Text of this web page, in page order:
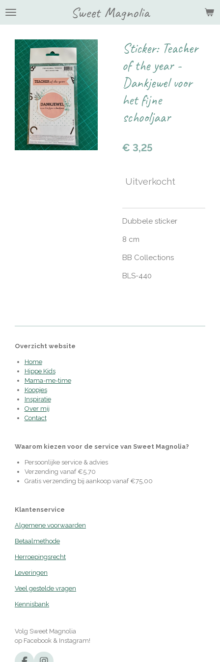
Ga
hoofdinhoud
Sweet Magnolia
Sticker: Teacher
of the year -
Dankjewel voor
het fijne
schooljaar
€ 3,25
Uitverkocht
Dubbele sticker
8 cm
BB Collections
BLS-440
Overzicht website
Home
Hippe Kids
Mama-me-time
Koopjes
Inspiratie
Over mij
Contact
Waarom kiezen voor de service van Sweet Magnolia?
Persoonlijke service & advies
Verzending vanaf €5,70
Gratis verzending bij aankoop vanaf €75,00
Klantenservice
Algemene voorwaarden
Betaalmethode
Herroepingsrecht
Leveringen
Veel gestelde vragen
Kennisbank
Volg Sweet Magnolia
op Facebook & Instagram!